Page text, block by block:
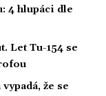
4 hlupáci dle
Let Tu-154 se
že se